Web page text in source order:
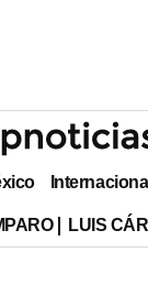
Internacional
LUIS